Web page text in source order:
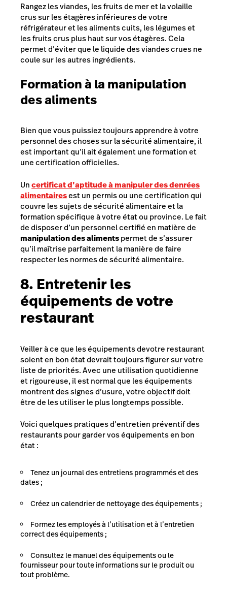
Rangez les viandes, les fruits de mer et la volaille
crus sur les étagères inférieures de votre
réfrigérateur et les aliments cuits, les légumes et
les fruits crus plus haut sur vos étagères. Cela
permet d’éviter que le liquide des viandes crues ne
coule sur les autres ingrédients.
Formation à la manipulation
des aliments
Bien que vous puissiez toujours apprendre à votre
personnel des choses sur la sécurité alimentaire, il
est important qu’il ait également une formation et
une certification officielles.
Uncertificat d’aptitude à manipuler des denrées
alimentairesest un permis ou une certification qui
couvre les sujets de sécurité alimentaire et la
formation spécifique à votre état ou province. Le fait
de disposer d’un personnel certifié en matière de
manipulation des alimentspermet de s’assurer
qu’il maîtrise parfaitement la manière de faire
respecter les normes de sécurité alimentaire.
8. Entretenir les
équipements de votre
restaurant
Veiller à ce que leséquipements devotre restaurant
soient en bon état devrait toujours figurer sur votre
liste de priorités. Avec une utilisation quotidienne
et rigoureuse, il est normal que les équipements
montrent des signes d’usure, votre objectif doit
être de les utiliser le plus longtemps possible.
Voici quelquespratiques d’entretien préventifdes
restaurants pour garder vos équipements en bon
état :
Tenez un journal des entretiens programmés et des
dates ;
Créez un calendrier de nettoyage des équipements ;
Formez les employés à l’utilisation et à l’entretien
correct des équipements ;
Consultez le manuel des équipements ou le
fournisseur pour toute informations sur le produit ou
tout problème.